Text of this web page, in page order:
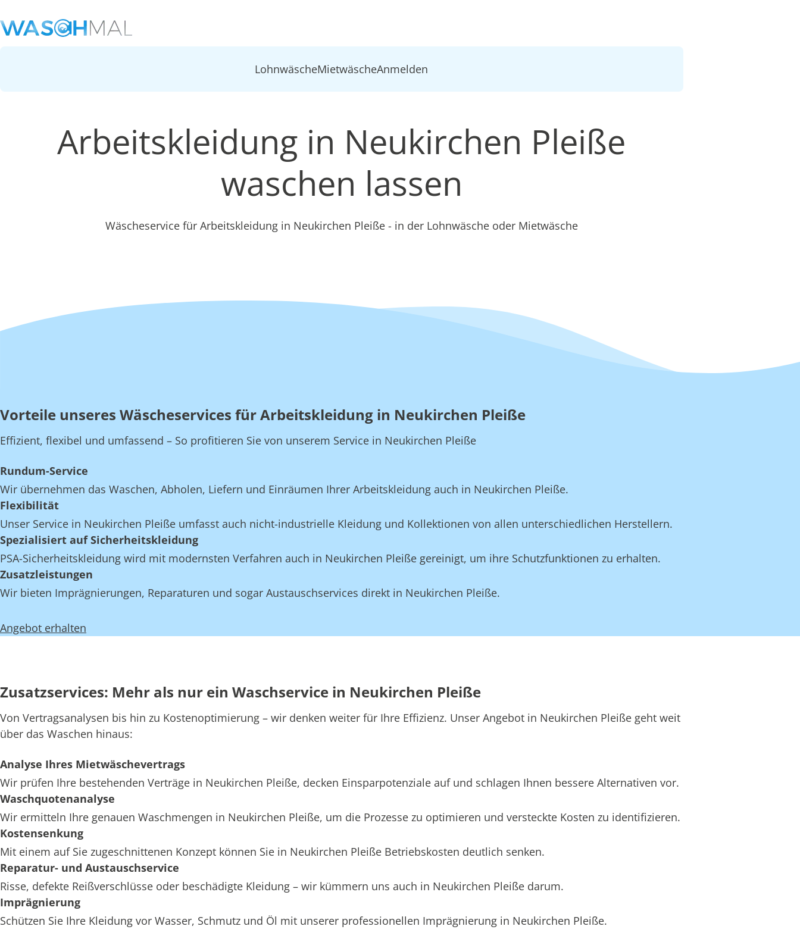
LohnwäscheMietwäscheAnmelden
Arbeitskleidung in Neukirchen Pleiße
waschen lassen
Wäscheservice für Arbeitskleidung in Neukirchen Pleiße - in der Lohnwäsche oder Mietwäsche
Vorteile unseres Wäscheservices für Arbeitskleidung in Neukirchen Pleiße
Effizient, flexibel und umfassend – So profitieren Sie von unserem Service in Neukirchen Pleiße
Rundum-Service
Wir übernehmen das Waschen, Abholen, Liefern und Einräumen Ihrer Arbeitskleidung auch in Neukirchen Pleiße.
Flexibilität
Unser Service in Neukirchen Pleiße umfasst auch nicht-industrielle Kleidung und Kollektionen von allen unterschiedlichen Herstellern.
Spezialisiert auf Sicherheitskleidung
PSA-Sicherheitskleidung wird mit modernsten Verfahren auch in Neukirchen Pleiße gereinigt, um ihre Schutzfunktionen zu erhalten.
Zusatzleistungen
Wir bieten Imprägnierungen, Reparaturen und sogar Austauschservices direkt in Neukirchen Pleiße.
Angebot erhalten
Zusatzservices: Mehr als nur ein Waschservice in Neukirchen Pleiße
Von Vertragsanalysen bis hin zu Kostenoptimierung – wir denken weiter für Ihre Effizienz. Unser Angebot in Neukirchen Pleiße geht weit
über das Waschen hinaus:
Analyse Ihres Mietwäschevertrags
Wir prüfen Ihre bestehenden Verträge in Neukirchen Pleiße, decken Einsparpotenziale auf und schlagen Ihnen bessere Alternativen vor.
Waschquotenanalyse
Wir ermitteln Ihre genauen Waschmengen in Neukirchen Pleiße, um die Prozesse zu optimieren und versteckte Kosten zu identifizieren.
Kostensenkung
Mit einem auf Sie zugeschnittenen Konzept können Sie in Neukirchen Pleiße Betriebskosten deutlich senken.
Reparatur- und Austauschservice
Risse, defekte Reißverschlüsse oder beschädigte Kleidung – wir kümmern uns auch in Neukirchen Pleiße darum.
Imprägnierung
Schützen Sie Ihre Kleidung vor Wasser, Schmutz und Öl mit unserer professionellen Imprägnierung in Neukirchen Pleiße.